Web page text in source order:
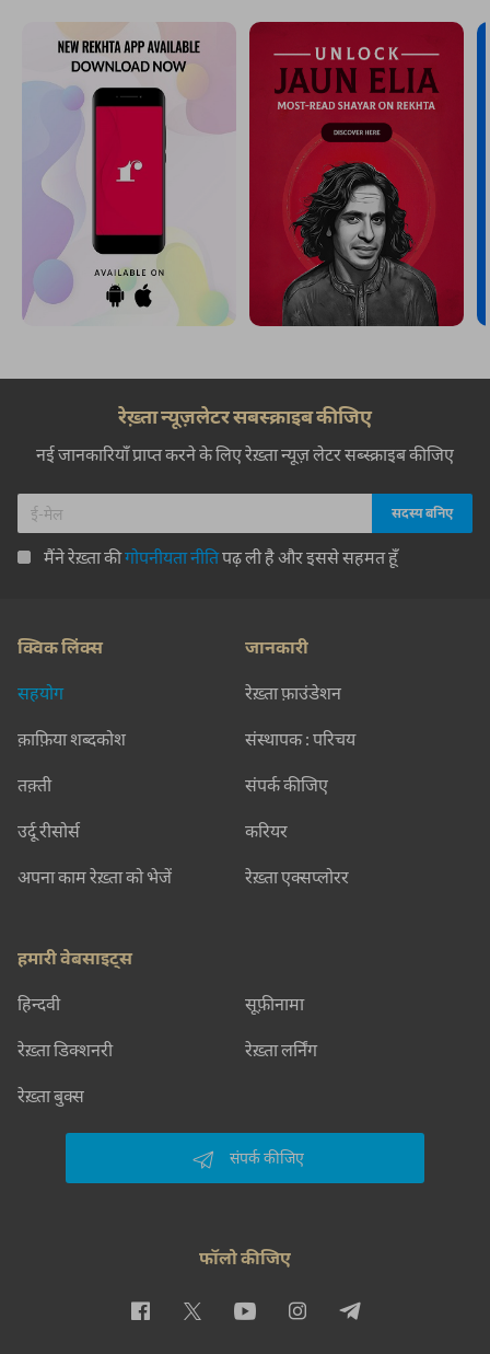
रेख़्ता न्यूज़लेटर सबस्क्राइब कीजिए
नई जानकारियाँ प्राप्त करने के लिए रेख़्ता न्यूज़ लेटर सब्स्क्राइब कीजिए
मैंने रेख़्ता कीगोपनीयता नीतिपढ़ ली है और इससे सहमत हूँ
क्विक लिंक्स
सहयोग
क़ाफ़िया शब्दकोश
तक़्ती
उर्दू रीसोर्स
अपना काम रेख़्ता को भेजें
जानकारी
रेख़्ता फ़ाउंडेशन
संस्थापक : परिचय
संपर्क कीजिए
करियर
रेख़्ता एक्सप्लोरर
हमारी वेबसाइट्स
हिन्दवी सूफ़ीनामा
रेख़्ता डिक्शनरी रेख़्ता लर्निंग
रेख़्ता बुक्स
संपर्क कीजिए
फॉलो कीजिए